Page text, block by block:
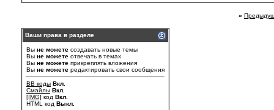
«
Ваши права в разделе
Вы не можете создавать новые темы
Вы не можете отвечать в темах
Вы не можете прикреплять вложения
Вы не можете редактировать свои сообщения
BB коды Вкл.
Смайлы Вкл.
[IMG] код Вкл.
HTML код Выкл.